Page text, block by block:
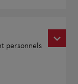
personnels